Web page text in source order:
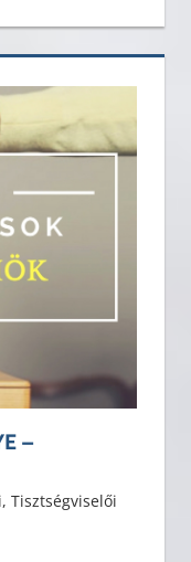
–
,Tisztségviselői